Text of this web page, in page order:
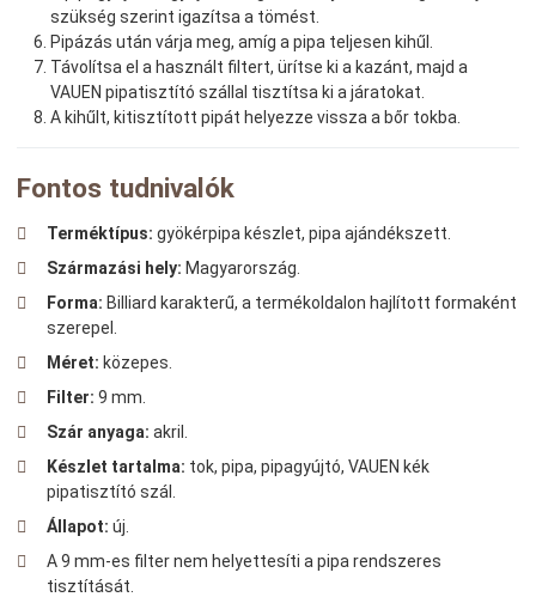
szükség szerint igazítsa a tömést.
Pipázás után várja meg, amíg a pipa teljesen kihűl.
Távolítsa el a használt filtert, ürítse ki a kazánt, majd a
VAUEN pipatisztító szállal tisztítsa ki a járatokat.
A kihűlt, kitisztított pipát helyezze vissza a bőr tokba.
Fontos tudnivalók
Terméktípus: gyökérpipa készlet, pipa ajándékszett.
Származási hely: Magyarország.
Forma: Billiard karakterű, a termékoldalon hajlított formaként
szerepel.
Méret: közepes.
Filter: 9 mm.
Szár anyaga: akril.
Készlet tartalma: tok, pipa, pipagyújtó, VAUEN kék
pipatisztító szál.
Állapot: új.
A 9 mm-es filter nem helyettesíti a pipa rendszeres
tisztítását.